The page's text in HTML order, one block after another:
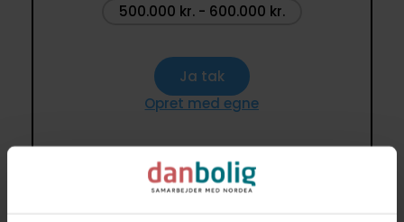
500.000 kr. - 600.000 kr.
Ja tak
Opret med egne